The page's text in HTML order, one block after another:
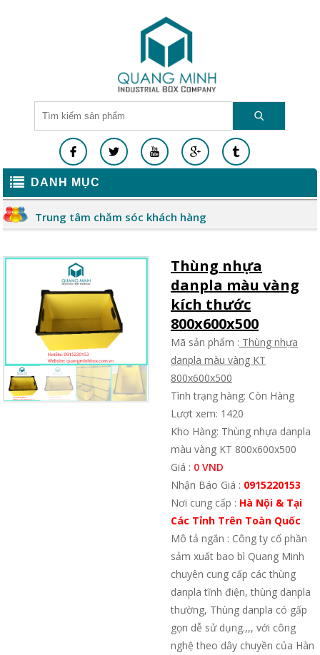
DANH MỤC
Trung tâm chăm sóc khách hàng
Thùng nhựa
danpla màu vàng
kích thước
800x600x500
Mã sản phẩm : Thùng nhựa
danpla màu vàng KT
800x600x500
Tình trạng hàng: Còn Hàng
Lượt xem: 1420
Kho Hàng: Thùng nhựa danpla
màu vàng KT 800x600x500
Giá : 0 VND
Nhận Báo Giá : 0915220153
Nơi cung cấp : Hà Nội & Tại
Các Tỉnh Trên Toàn Quốc
Mô tả ngắn : Công ty cổ phần
sảm xuất bao bì Quang Minh
chuyên cung cấp các thùng
danpla tĩnh điện, thùng danpla
thường, Thùng danpla có gấp
gọn dễ sử dụng.,,, với công
nghệ theo dây chuyền của Hàn